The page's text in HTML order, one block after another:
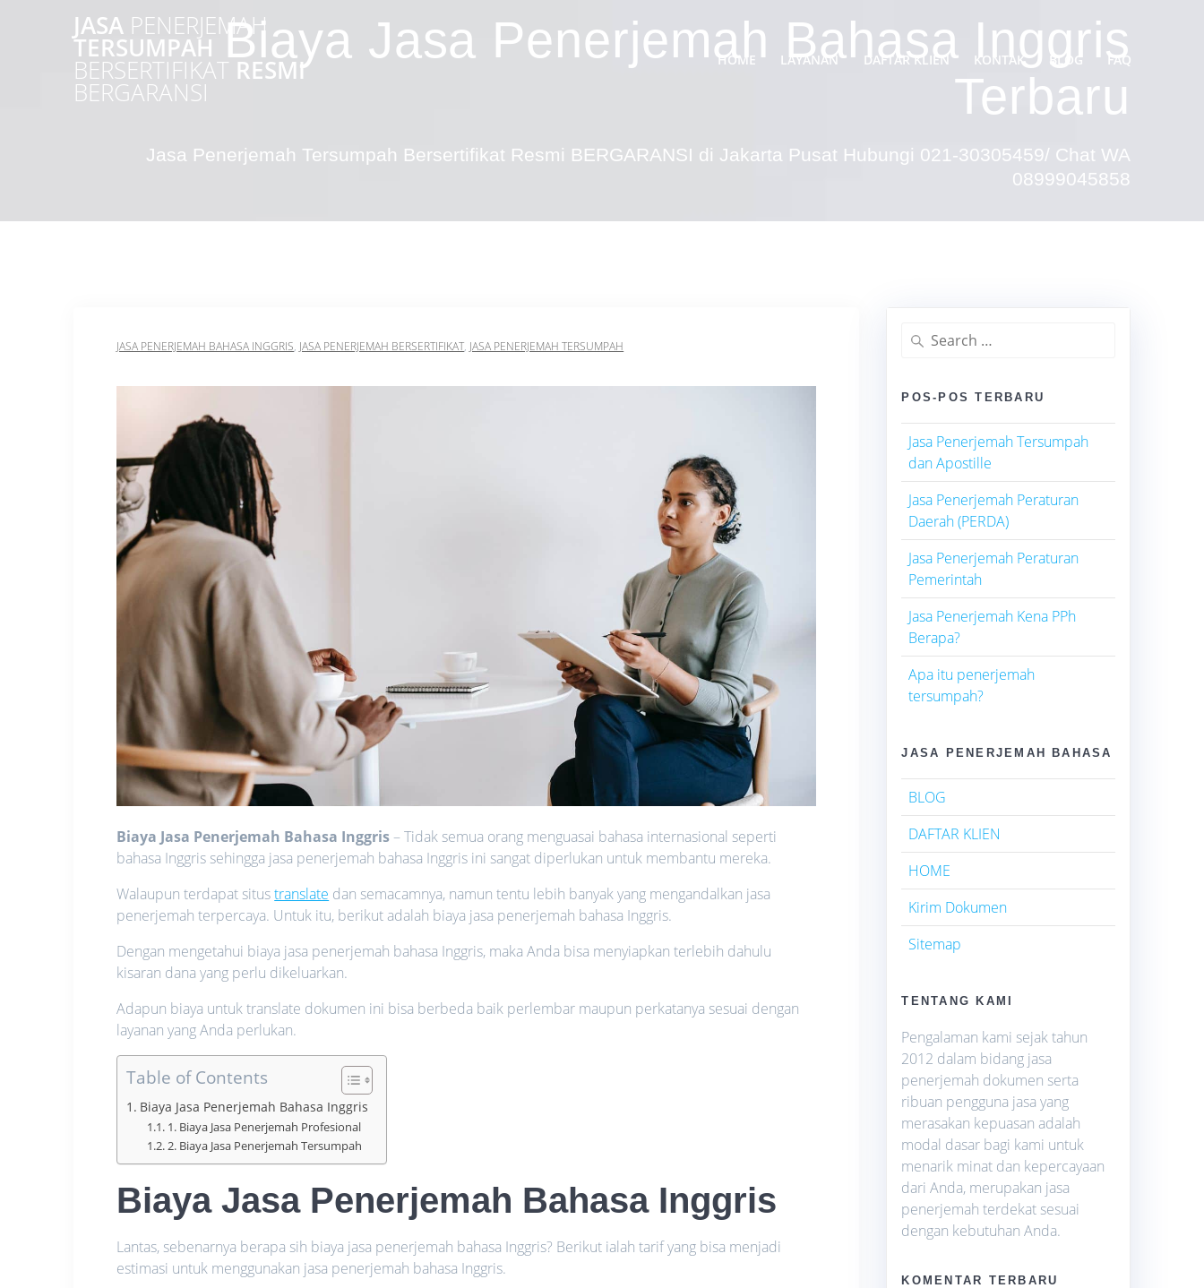
JASA PENERJEMAH
TERSUMPAH
BERSERTIFIKAT RESMI
BERGARANSI
HOME LAYANAN DAFTAR KLIEN KONTAK BLOG FAQ
Biaya Jasa Penerjemah Bahasa Inggris
Terbaru
Jasa Penerjemah Tersumpah Bersertifikat Resmi BERGARANSI di Jakarta Pusat Hubungi 021-30305459/ Chat WA
08999045858
JASA PENERJEMAH BAHASA INGGRIS, JASA PENERJEMAH BERSERTIFIKAT, JASA PENERJEMAH TERSUMPAH
Biaya Jasa Penerjemah Bahasa Inggris– Tidak semua orang menguasai bahasa internasional seperti
bahasa Inggris sehingga jasa penerjemah bahasa Inggris ini sangat diperlukan untuk membantu mereka.
Walaupun terdapat situstranslate dan semacamnya, namun tentu lebih banyak yang mengandalkan jasa
penerjemah terpercaya. Untuk itu, berikut adalah biaya jasa penerjemah bahasa Inggris.
Dengan mengetahui biaya jasa penerjemah bahasa Inggris, maka Anda bisa menyiapkan terlebih dahulu
kisaran dana yang perlu dikeluarkan.
Adapun biaya untuk translate dokumen ini bisa berbeda baik perlembar maupun perkatanya sesuai dengan
layanan yang Anda perlukan.
Table of Contents
Biaya Jasa Penerjemah Bahasa Inggris
1. Biaya Jasa Penerjemah Profesional
2. Biaya Jasa Penerjemah Tersumpah
Biaya Jasa Penerjemah Bahasa Inggris
Lantas, sebenarnya berapa sih biaya jasa penerjemah bahasa Inggris? Berikut ialah tarif yang bisa menjadi
estimasi untuk menggunakan jasa penerjemah bahasa Inggris.
Search
for:
POS-POS TERBARU
Jasa Penerjemah Tersumpah
dan Apostille
Jasa Penerjemah Peraturan
Daerah (PERDA)
Jasa Penerjemah Peraturan
Pemerintah
Jasa Penerjemah Kena PPh
Berapa?
Apa itu penerjemah
tersumpah?
JASA PENERJEMAH BAHASA
BLOG
DAFTAR KLIEN
HOME
Kirim Dokumen
Sitemap
TENTANG KAMI
Pengalaman kami sejak tahun
2012 dalam bidang jasa
penerjemah dokumen serta
ribuan pengguna jasa yang
merasakan kepuasan adalah
modal dasar bagi kami untuk
menarik minat dan kepercayaan
dari Anda, merupakan jasa
penerjemah terdekat sesuai
dengan kebutuhan Anda.
KOMENTAR TERBARU